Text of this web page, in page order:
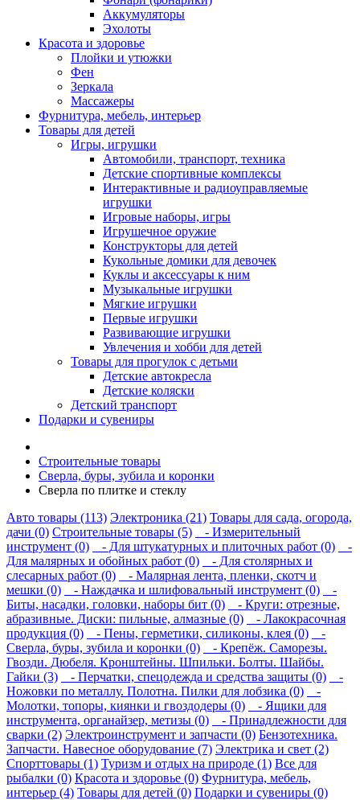
Аккумуляторы
Эхолоты
Красота и здоровье
Плойки и утюжки
Фен
Зеркала
Массажеры
Фурнитура, мебель, интерьер
Товары для детей
Игры, игрушки
Автомобили, транспорт, техника
Детские спортивные комплексы
Интерактивные и радиоуправляемые
игрушки
Игровые наборы, игры
Игрушечное оружие
Конструкторы для детей
Кукольные домики для девочек
Куклы и аксессуары к ним
Музыкальные игрушки
Мягкие игрушки
Первые игрушки
Развивающие игрушки
Увлечения и хобби для детей
Товары для прогулок с детьми
Детские автокресла
Детские коляски
Детский транспорт
Подарки и сувениры
Строительные товары
Сверла, буры, зубила и коронки
Сверла по плитке и стеклу
Авто товары (113) Электроника (21) Товары для сада, огорода,
дачи (0) Строительные товары (5)
- Измерительный
инструмент (0)
- Для штукатурных и плиточных работ (0)
-
Для малярных и обойных работ (0)
- Для столярных и
слесарных работ (0)
- Малярная лента, пленки, скотч и
мешки (0)
- Наждачка и шлифовальный инструмент (0)
-
Биты, насадки, головки, наборы бит (0)
- Круги: отрезные,
абразивные. Диски: пильные, алмазные (0)
- Лакокрасочная
продукция (0)
- Пены, герметики, силиконы, клея (0)
-
Сверла, буры, зубила и коронки (0)
- Крепёж. Саморезы.
Гвозди. Дюбеля. Кронштейны. Шпильки. Болты. Шайбы.
Гайки (3)
- Перчатки, спецодежда и средства защиты (0)
-
Ножовки по металлу. Полотна. Пилки для лобзика (0)
-
Молотки, топоры, киянки и гвоздодеры (0)
- Ящики для
инструмента, органайзер, метизы (0)
- Принадлежности для
сварки (2) Электроинструмент и запчасти (0) Бензотехника.
Запчасти. Навесное оборудование (7) Электрика и свет (2)
Спорттовары (1) Туризм и отдых на природе (1) Все для
рыбалки (0) Красота и здоровье (0) Фурнитура, мебель,
интерьер (4) Товары для детей (0) Подарки и сувениры (0)